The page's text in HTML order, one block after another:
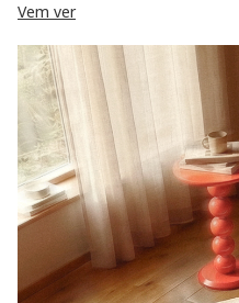
Vem ver